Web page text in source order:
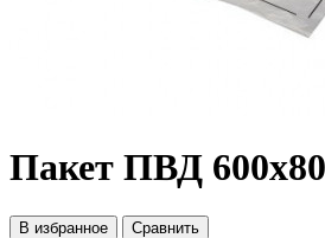
Пакет ПВД
В избранное Сравнить